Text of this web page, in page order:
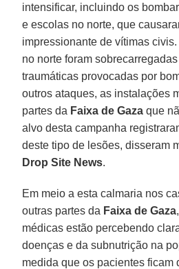
intensificar, incluindo os
e escolas no norte, que
impressionante de vítimas
no norte foram
traumáticas provocadas por
outros ataques, as instalações
partes da Faixa de Gaza que
alvo desta campanha
deste tipo de lesões, disseram
Drop Site News.
Em meio a esta calmaria nos
outras partes da Faixa de Gaza
médicas estão percebendo
doenças e da subnutrição na
medida que os pacientes ficam